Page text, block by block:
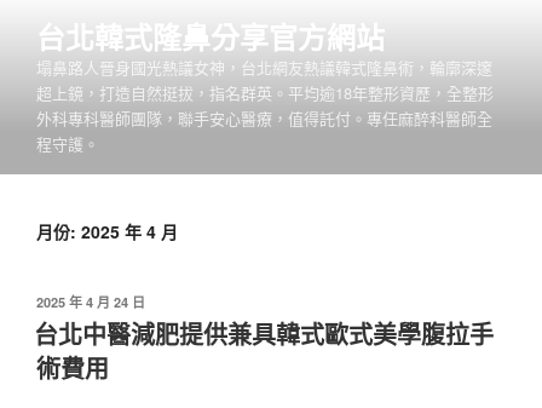
台北韓式隆鼻分享官方網站
塌鼻路人晉身國光熱議女神，台北網友熱議韓式隆鼻術，輪廓深邃
超上鏡，打造自然挺拔，指名群英。平均逾18年整形資歷，全整形
外科專科醫師團隊，聯手安心醫療，值得託付。專任麻醉科醫師全
程守護。
月份: 2025 年 4 月
發
佈
於
2025 年 4 月 24 日
台北中醫減肥提供兼具韓式歐式美學腹拉手
術費用